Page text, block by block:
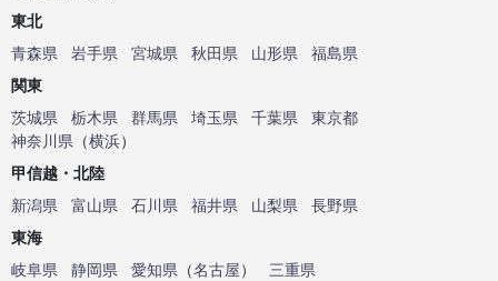
東北
青森県
岩手県 宮城県 秋田県 山形県
福島県
関東
茨城県
栃木県 群馬県 埼玉県 千葉県
東京都
神奈川県 （横浜）
甲信越・北陸
新潟県
富山県 石川県 福井県 山梨県
長野県
東海
岐阜県
静岡県 愛知県 （名古屋）
三重県